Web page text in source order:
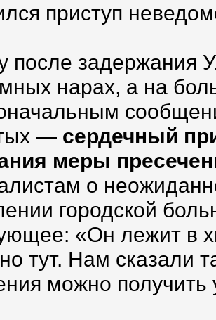
приступ
после задержания
нарах, а на
— сердечный
меры
о
городской
«Он лежит в
тут. Нам сказали
можно получить